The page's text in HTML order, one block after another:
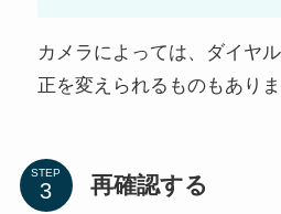
カメラによっては、ダイヤ
正を変えられるものもありま
STEP 再確認する